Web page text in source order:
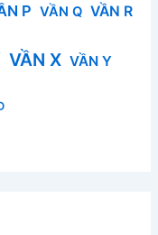
P VẦN Q VẦN R
VẦN X VẦN Y